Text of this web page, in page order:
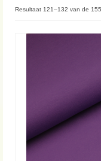
Forums
Over ons
Resultaat 121–132 van de